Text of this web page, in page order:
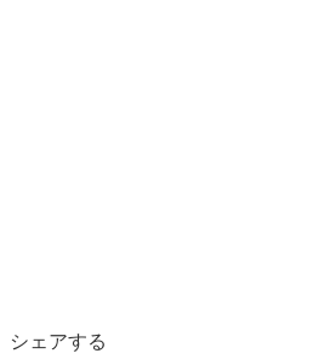
シェアする